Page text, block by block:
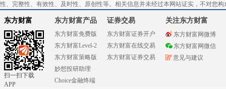
性、完整性、有效性、及时性、原创性等。相关信息并未经过本网站证实，不对您
东方财富
扫一扫下载
APP
东方财富产品
东方财富免费版
东方财富Level-2
东方财富策略版
妙想投研助理
Choice金融终端
证券交易
东方财富证券开户
东方财富在线交易
东方财富证券交易
关注东方财富
东方财富网微博
东方财富网微信
意见与建议